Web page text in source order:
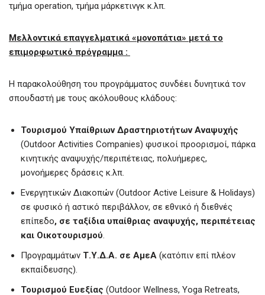
τμήμα operation, τμήμα μάρκετινγκ κ.λπ.
Μελλοντικά επαγγελματικά «μονοπάτια» μετά το
επιμορφωτικό πρόγραμμα :
Η παρακολούθηση του προγράμματος συνδέει δυνητικά τον
σπουδαστή με τους ακόλουθους κλάδους:
Τουρισμού Υπαίθριων Δραστηριοτήτων Αναψυχής
(Outdoor Activities Companies) φυσικοί προορισμοί, πάρκα
κινητικής αναψυχής/περιπέτειας, πολυήμερες,
μονοήμερες δράσεις κ.λπ.
Ενεργητικών Διακοπών (Outdoor Active Leisure & Holidays)
σε φυσικό ή αστικό περιβάλλον, σε εθνικό ή διεθνές
επίπεδο, σε ταξίδια υπαίθριας αναψυχής, περιπέτειας
και Οικοτουρισμού.
Προγραμμάτων Τ.Υ.Δ.Α. σε ΑμεΑ (κατόπιν επί πλέον
εκπαίδευσης).
Τουρισμού Ευεξίας (Outdoor Wellness, Yoga Retreats,